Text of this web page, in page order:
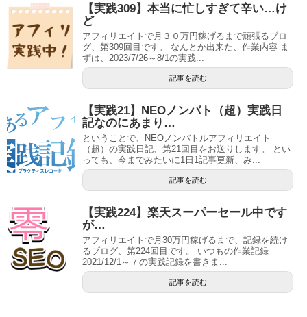
【実践309】本当に忙しすぎて辛い…け
ど
アフィリエイトで月３０万円稼げるまで頑張るブロ
グ、第309回目です。 なんとか出来た、作業内容 ま
ずは、2023/7/26～8/1の実践...
記事を読む
【実践21】NEOノンバト（超）実践日
記なのにあまり…
ということで、NEOノンバトルアフィリエイト
（超）の実践日記、第21回目をお送りします。 とい
っても、今までみたいに1日1記事更新、み...
記事を読む
【実践224】楽天スーパーセール中です
が…
アフィリエイトで月30万円稼げるまで、記録を続け
るブログ、第224回目です。 いつもの作業記録
2021/12/1～７の実践記録を書きま...
記事を読む